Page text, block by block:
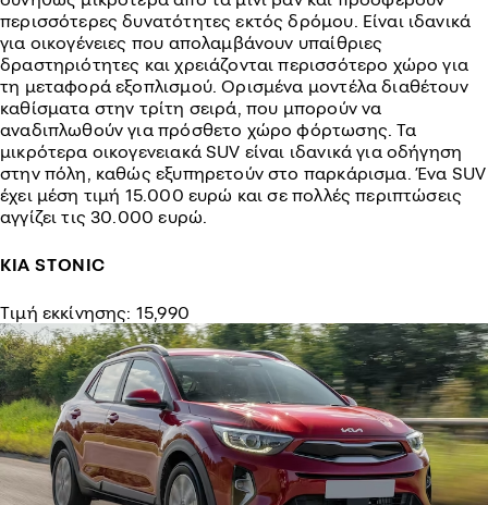
περισσότερες δυνατότητες εκτός δρόμου. Είναι ιδανικά
για οικογένειες που απολαμβάνουν υπαίθριες
δραστηριότητες και χρειάζονται περισσότερο χώρο για
τη μεταφορά εξοπλισμού. Ορισμένα μοντέλα διαθέτουν
καθίσματα στην τρίτη σειρά, που μπορούν να
αναδιπλωθούν για πρόσθετο χώρο φόρτωσης. Τα
μικρότερα οικογενειακά SUV είναι ιδανικά για οδήγηση
στην πόλη, καθώς εξυπηρετούν στο παρκάρισμα. Ένα SUV
έχει μέση τιμή 15.000 ευρώ και σε πολλές περιπτώσεις
αγγίζει τις 30.000 ευρώ.
ΚΙΑ STONIC
Τιμή εκκίνησης: 15,990